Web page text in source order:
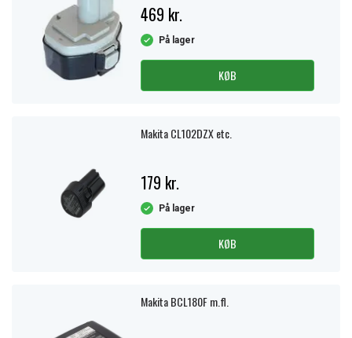
469 kr.
På lager
KØB
Makita CL102DZX etc.
179 kr.
På lager
KØB
Makita BCL180F m.fl.